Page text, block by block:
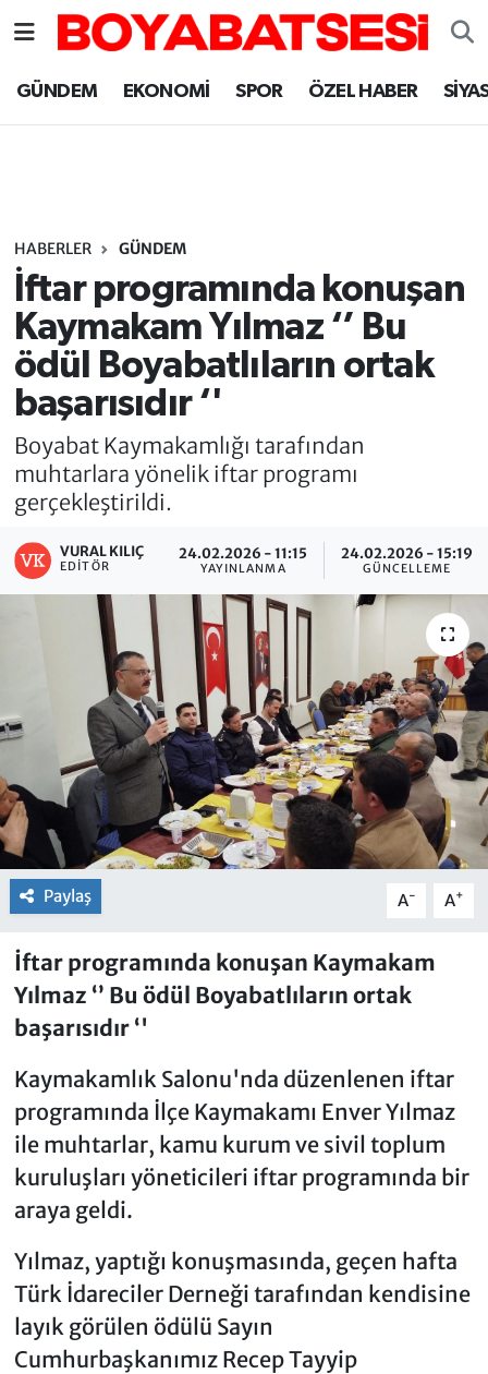
GÜNDEM EKONOMİ SPOR ÖZEL HABER
HABERLER GÜNDEM
İftar programında konuşan
Kaymakam Yılmaz ‘’ Bu
ödül Boyabatlıların ortak
başarısıdır ‘'
Boyabat Kaymakamlığı tarafından
muhtarlara yönelik iftar programı
gerçekleştirildi.
VURAL KILIÇ
EDITÖR
24.02.2026 - 11:15
YAYINLANMA
24.02.2026 - 15:19
GÜNCELLEME
Paylaş A- A+
İftar programında konuşan Kaymakam
Yılmaz ‘’ Bu ödül Boyabatlıların ortak
başarısıdır ‘'
Kaymakamlık Salonu'nda düzenlenen iftar
programında İlçe Kaymakamı Enver Yılmaz
ile muhtarlar, kamu kurum ve sivil toplum
kuruluşları yöneticileri iftar programında bir
araya geldi.
Yılmaz, yaptığı konuşmasında, geçen hafta
Türk İdareciler Derneği tarafından kendisine
layık görülen ödülü Sayın
Cumhurbaşkanımız Recep Tayyip
Sinop Nöbetçi Eczaneler
Sinop Trafik Yoğunluk Haritası
Süper Lig Puan Durumu ve Fikstür
Tüm Manşetler
Son Dakika Haberleri
Haber Arşivi